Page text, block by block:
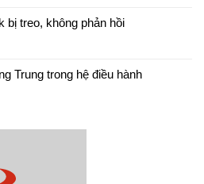
bị treo, không phản hồi
Trung trong hệ điều hành